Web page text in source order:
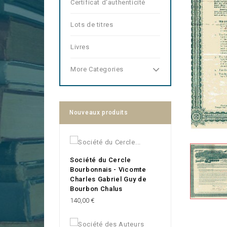
Certificat d'authenticité
Lots de titres
Livres
More Categories
Nouveaux produits
Société du Cercle
Bourbonnais - Vicomte
Charles Gabriel Guy de
Bourbon Chalus
Prix
140,00 €